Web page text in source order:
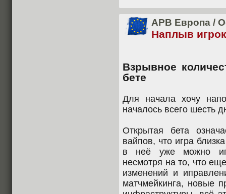
APB Европа /
Наплыв
Взрывное
бете
Для начала хочу
началось всего шесть
Открытая бета
вайпов, что игра
в неё уже можно
несмотря на то, что
изменений и
матчмейкинга, новые